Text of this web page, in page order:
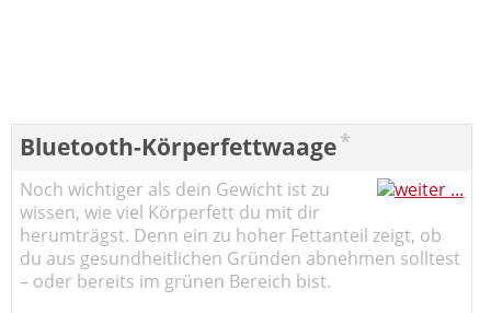
Bluetooth-Körperfettwaage*
Noch wichtiger als dein Gewicht ist zu
wissen, wie viel Körperfett du mit dir
herumträgst. Denn ein zu hoher Fettanteil zeigt, ob
du aus gesundheitlichen Gründen abnehmen solltest
– oder bereits im grünen Bereich bist.